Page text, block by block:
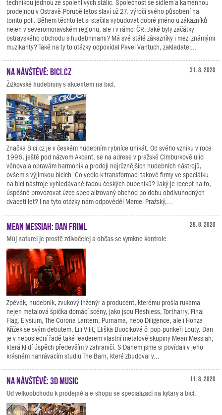
technikou jednou ze spolehlivých stálic. Společnost se sídlem a kamennou
prodejnou v Ostravě-Porubě letos slaví už 27. výročí svého působení na
tomto poli. Během těchto let si stačila vybudovat dobré jméno u zákazníků
nejen v severomoravském regionu, ale i v rámci ČR. Jaké byly začátky
ostravského obchodu s hudebninami? Má své stálé zákazníky i mezi známými
muzikanty? Také na ty to otázky odpovídal Pavel Vantuch, zakladatel...
31. 8. 2020
Na návštěvě: Bici.cz
Žižkovské hudebniny s akcentem na bicí.
Značka Bici.cz je v českém hudebním rybníce unikát. Od svého vzniku v roce
1996, ještě pod názvem Akcent, se na adrese v pražské Cimburkově ulici
věnovala opravám harmonik a prodeji nejrůznějších hudebních nástrojů,
ovšem s výjimkou bicích. Co vedlo k transformaci takové firmy ve speciálku
na bicí nástroje vyhledávané řadou českých bubeníků? Jaký je recept na to,
úspěšně provozovat úzce specializovaný obchod po dobu obdivuhodných
dvaceti let? I na tyto otázky nám odpověděl Marcel Pražský,...
28. 8. 2020
Mean Messiah: Dan Friml
Můj naturel je prostě zdivočelej a občas se vymkne kontrole.
Zpěvák, hudebník, zvukový inženýr a producent, kterému prošla rukama
nejen metalová špička domácí scény, jako jsou Fleshless, Tortharry, Final
Flag, Elysium, The Corona Lantern, Purnama, nebo Diligence, ale i Honza
Křížek se svým debutem, Lili Vilit, Eliška Buociková či pop-punkeři Louty. Dan
je v neposlední řadě také leaderem vlastní metalové skupiny Mean Messiah,
která klidí úspěch především v zahraničí. S Danem jsme si povídali v jeho
krásném nahrávacím studiu The Barn, které zbudoval v...
11. 8. 2020
Na návštěvě: 3D Music
Od velkoobchodu k prodejně a e-shopu se specializací na kytary a bicí.